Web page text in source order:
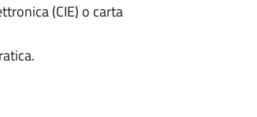
(CIE) o carta